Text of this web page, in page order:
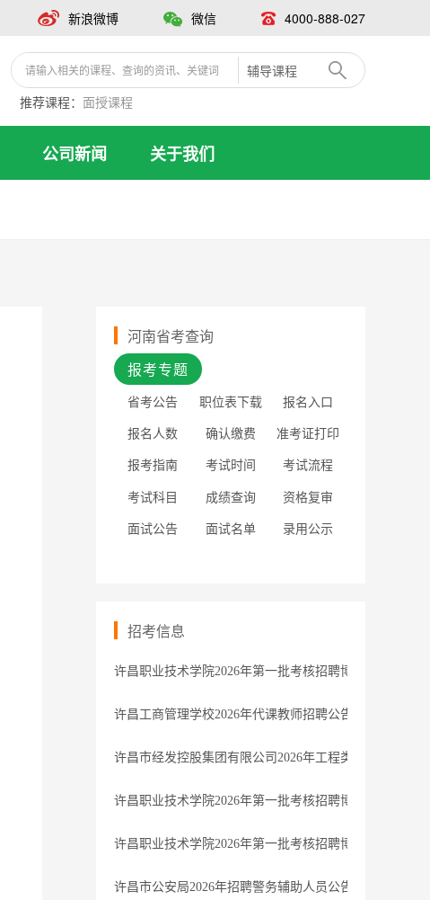
新浪微博 微信 4000-888-027
辅导课程
推荐课程： 面授课程
公司新闻 关于我们
河南省考查询
报考专题
省考公告 职位表下载 报名入口
报名人数 确认缴费 准考证打印
报考指南 考试时间 考试流程
考试科目 成绩查询 资格复审
面试公告 面试名单 录用公示
招考信息
许昌职业技术学院2026年第一批考核招聘博士研究生拟
许昌工商管理学校2026年代课教师招聘公告
许昌市经发控股集团有限公司2026年工程类专业人员招
许昌职业技术学院2026年第一批考核招聘博士研究生递
许昌职业技术学院2026年第一批考核招聘博士研究生考
许昌市公安局2026年招聘警务辅助人员公告